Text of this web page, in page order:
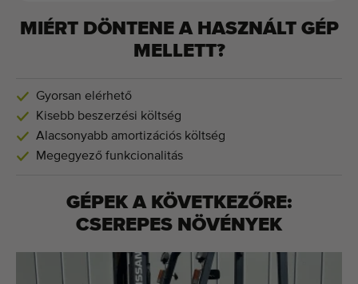
MIÉRT DÖNTENE A HASZNÁLT GÉP
MELLETT?
Gyorsan elérhető
Kisebb beszerzési költség
Alacsonyabb amortizációs költség
Megegyező funkcionalitás
GÉPEK A KÖVETKEZŐRE:
CSEREPES NÖVÉNYEK